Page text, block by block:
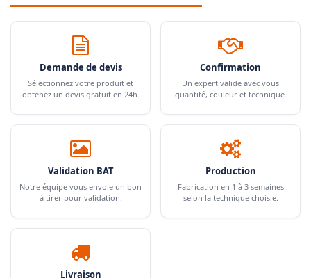
Demande de devis
Sélectionnez votre produit et
obtenez un devis gratuit en 24h.
Confirmation
Un expert valide avec vous
quantité, couleur et technique.
Validation BAT
Notre équipe vous envoie un bon
à tirer pour validation.
Production
Fabrication en 1 à 3 semaines
selon la technique choisie.
Livraison